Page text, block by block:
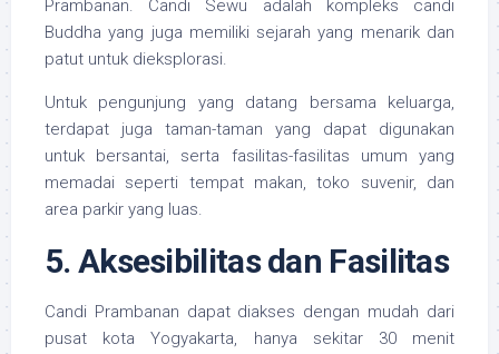
Prambanan. Candi Sewu adalah kompleks candi
Buddha yang juga memiliki sejarah yang menarik dan
patut untuk dieksplorasi.
Untuk pengunjung yang datang bersama keluarga,
terdapat juga taman-taman yang dapat digunakan
untuk bersantai, serta fasilitas-fasilitas umum yang
memadai seperti tempat makan, toko suvenir, dan
area parkir yang luas.
5. Aksesibilitas dan Fasilitas
Candi Prambanan dapat diakses dengan mudah dari
pusat kota Yogyakarta, hanya sekitar 30 menit